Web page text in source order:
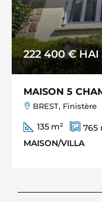
222 400 €HAI
MAISON 5
BREST, Finistère
135 m² 765
MAISON/VILLA